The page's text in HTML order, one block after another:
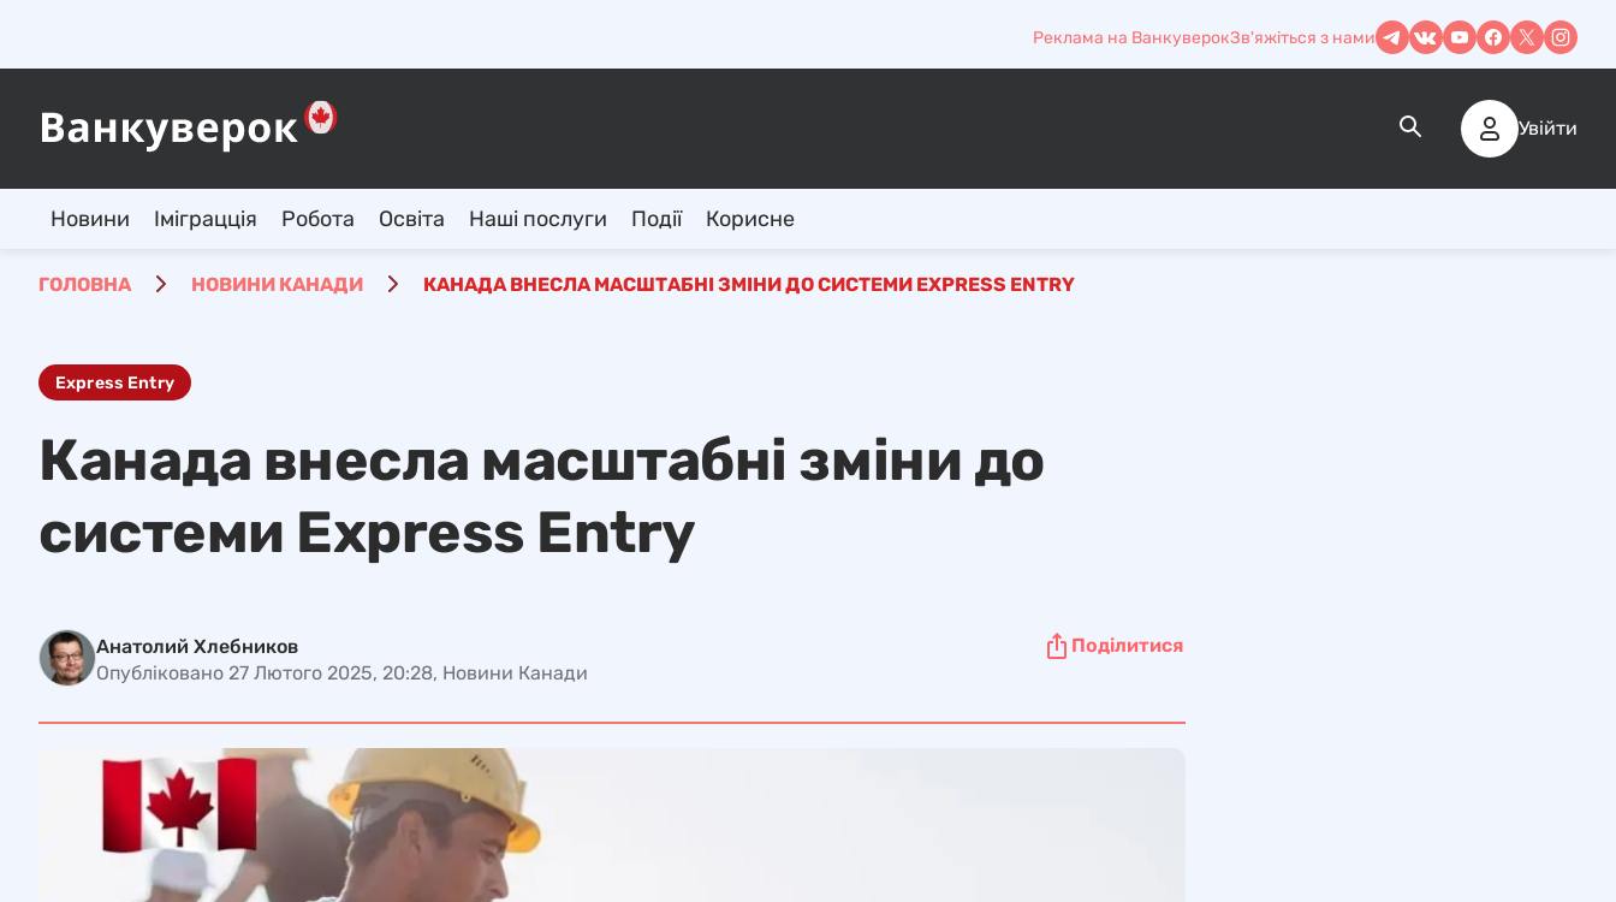
Реклама на ВанкуверокЗв'яжіться з нами
Увійти
Новини Іміграцція Робота Освіта Наші послуги Події Корисне
ГОЛОВНА НОВИНИ КАНАДИ КАНАДА ВНЕСЛА МАСШТАБНІ ЗМІНИ ДО СИСТЕМИ EXPRESS ENTRY
Express Entry
Канада внесла масштабні зміни до
системи Express Entry
Анатолий Хлебников
Опубліковано 27 Лютого 2025, 20:28, Новини Канади
Поділитися